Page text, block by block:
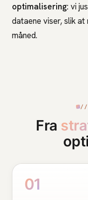
optimalisering: vi
dataene viser, slik
måned.
//
Fra
01